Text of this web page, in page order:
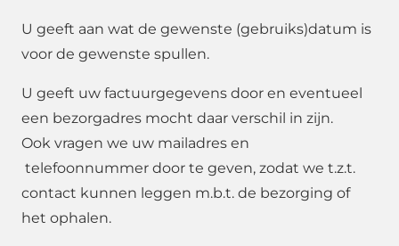
U geeft aan wat de gewenste (gebruiks)datum is
voor de gewenste spullen.
U geeft uw factuurgegevens door en eventueel
een bezorgadres mocht daar verschil in zijn.
Ook vragen we uw mailadres en
telefoonnummer door te geven, zodat we t.z.t.
contact kunnen leggen m.b.t. de bezorging of
het ophalen.